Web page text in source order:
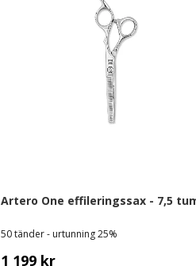
Artero One effileringssax - 7,5
50 tänder - urtunning 25%
1 199 kr